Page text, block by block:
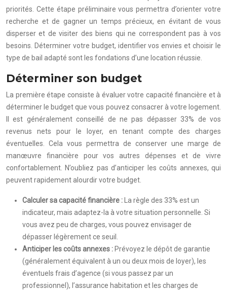
priorités. Cette étape préliminaire vous permettra d’orienter votre
recherche et de gagner un temps précieux, en évitant de vous
disperser et de visiter des biens qui ne correspondent pas à vos
besoins. Déterminer votre budget, identifier vos envies et choisir le
type de bail adapté sont les fondations d’une location réussie.
Déterminer son budget
La première étape consiste à évaluer votre capacité financière et à
déterminer le budget que vous pouvez consacrer à votre logement.
Il est généralement conseillé de ne pas dépasser 33% de vos
revenus nets pour le loyer, en tenant compte des charges
éventuelles. Cela vous permettra de conserver une marge de
manœuvre financière pour vos autres dépenses et de vivre
confortablement. N’oubliez pas d’anticiper les coûts annexes, qui
peuvent rapidement alourdir votre budget.
Calculer sa capacité financière :
La règle des 33% est un
indicateur, mais adaptez-la à votre situation personnelle. Si
vous avez peu de charges, vous pouvez envisager de
dépasser légèrement ce seuil.
Anticiper les coûts annexes : Prévoyez le dépôt de garantie
(généralement équivalent à un ou deux mois de loyer), les
éventuels frais d’agence (si vous passez par un
professionnel), l’assurance habitation et les charges de